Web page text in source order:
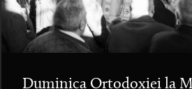
Duminica Ortodoxiei la